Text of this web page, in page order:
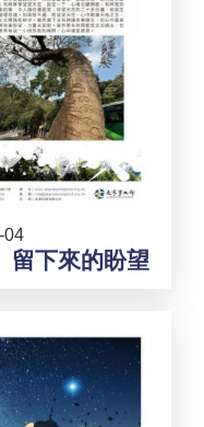
04
留下來的盼望